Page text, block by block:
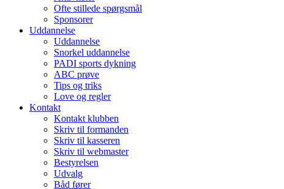
Ofte stillede spørgsmål
Sponsorer
Uddannelse
Uddannelse
Snorkel uddannelse
PADI sports dykning
ABC prøve
Tips og triks
Love og regler
Kontakt
Kontakt klubben
Skriv til formanden
Skriv til kasseren
Skriv til webmaster
Bestyrelsen
Udvalg
Båd fører